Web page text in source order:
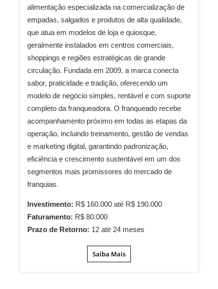
alimentação especializada na comercialização de
empadas, salgados e produtos de alta qualidade,
que atua em modelos de loja e quiosque,
geralmente instalados em centros comerciais,
shoppings e regiões estratégicas de grande
circulação. Fundada em 2009, a marca conecta
sabor, praticidade e tradição, oferecendo um
modelo de negócio simples, rentável e com suporte
completo da franqueadora. O franqueado recebe
acompanhamento próximo em todas as etapas da
operação, incluindo treinamento, gestão de vendas
e marketing digital, garantindo padronização,
eficiência e crescimento sustentável em um dos
segmentos mais promissores do mercado de
franquias.
Investimento: R$ 160.000 até R$ 190.000
Faturamento: R$ 80.000
Prazo de Retorno: 12 até 24 meses
Saiba Mais